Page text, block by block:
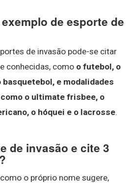
de esporte de
de invasão pode-se citar
conhecidas, como o futebol, o
e modalidades
o ultimate frisbee, o
o hóquei e o lacrosse.
de invasão e cite 3
o próprio nome sugere,